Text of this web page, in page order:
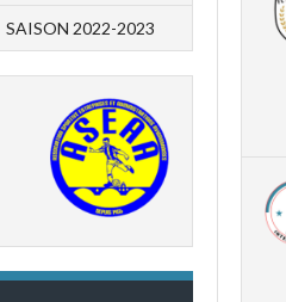
SAISON 2022-2023